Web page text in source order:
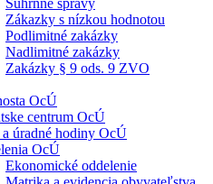
Súhrnné správy
Zákazky s nízkou hodnotou
Podlimitné zakázky
Nadlimitné zakázky
Zakázky § 9 ods. 9 ZVO
OcÚ
centrum OcÚ
úradné hodiny OcÚ
OcÚ
Ekonomické oddelenie